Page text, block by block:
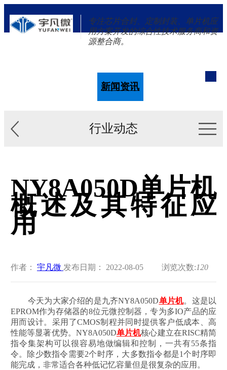
专注芯片合封、定制封装、单片机应
用方案开发的综合性技术服务商和资
源整合商。
新闻资讯
行业动态
NY8A050D单片机
概述及其特征应
用
作者： 宇凡微 发布日期： 2022-08-05 浏览次数:120
今天为大家介绍的是九齐NY8A050D单片机。这是以
EPROM作为存储器的8位元微控制器，专为多IO产品的应
用而设计。采用了CMOS制程并同时提供客户低成本、高
性能等显著优势。NY8A050D单片机核心建立在RISC精简
指令集架构可以很容易地做编辑和控制，一共有55条指
令。除少数指令需要2个时序，大多数指令都是1个时序即
能完成，非常适合各种低记忆容量但是很复杂的应用。